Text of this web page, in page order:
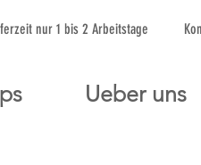
nur 1 bis 2 Arbeitstage
Ueber uns